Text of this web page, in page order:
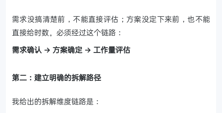
需求没搞清楚前，不能直接评估；方案没定下来前，也不能
直接给时数。必须经过这个链路：
需求确认 → 方案确定 → 工作量评估
第二：建立明确的拆解路径
我给出的拆解维度链路是：